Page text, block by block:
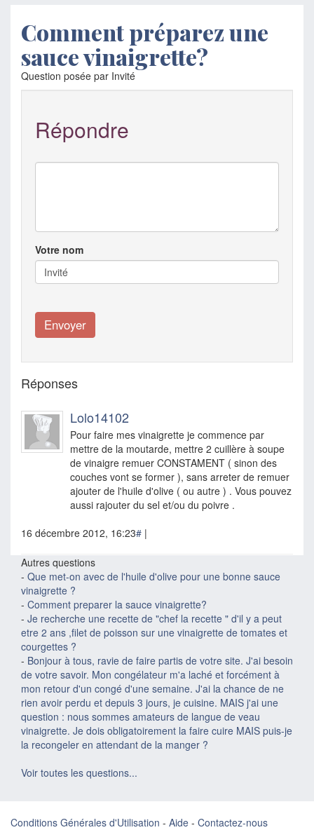
Comment préparez une
sauce vinaigrette?
Question posée par Invité
Répondre
Votre nom
Réponses
Lolo14102
Pour faire mes vinaigrette je commence par
mettre de la moutarde, mettre 2 cuillère à soupe
de vinaigre remuer CONSTAMENT ( sinon des
couches vont se former ), sans arreter de remuer
ajouter de l'huile d'olive ( ou autre ) . Vous pouvez
aussi rajouter du sel et/ou du poivre .
16 décembre 2012, 16:23# |
Autres questions
- Que met-on avec de l'huile d'olive pour une bonne sauce
vinaigrette ?
- Comment preparer la sauce vinaigrette?
- Je recherche une recette de "chef la recette " d'il y a peut
etre 2 ans ,filet de poisson sur une vinaigrette de tomates et
courgettes ?
- Bonjour à tous, ravie de faire partis de votre site. J'ai besoin
de votre savoir. Mon congélateur m'a laché et forcément à
mon retour d'un congé d'une semaine. J'ai la chance de ne
rien avoir perdu et depuis 3 jours, je cuisine. MAIS j'ai une
question : nous sommes amateurs de langue de veau
vinaigrette. Je dois obligatoirement la faire cuire MAIS puis-je
la recongeler en attendant de la manger ?
Voir toutes les questions...
Conditions Générales d'Utilisation - Aide - Contactez-nous